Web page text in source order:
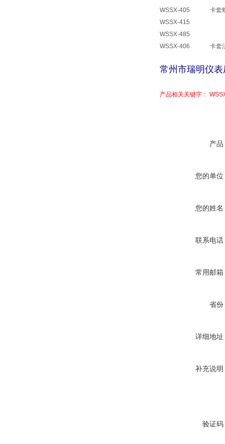
WSSX-405
卡套
WSSX-415
WSSX-485
WSSX-406
卡套
常州市瑞明仪表
产品相关关键字：
产品
您的单位
您的姓名
联系电话
常用邮箱
省份
详细地址
补充说明
验证码